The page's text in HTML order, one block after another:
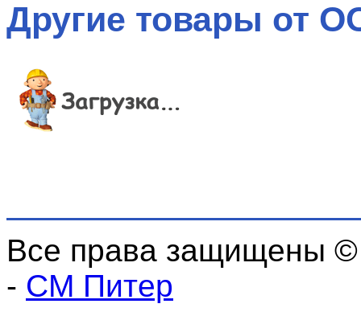
Другие товары от
Все права защищены
- СМ Питер